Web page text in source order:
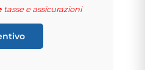
tasse e assicurazioni